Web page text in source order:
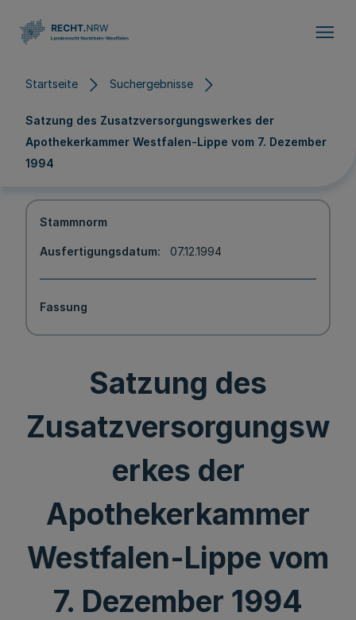
Startseite Suchergebnisse
Satzung des Zusatzversorgungswerkes der
Apothekerkammer Westfalen-Lippe vom 7. Dezember
1994
Stammnorm
Ausfertigungsdatum 07.12.1994
Fassung
Satzung des
Zusatzversorgungsw
erkes der
Apothekerkammer
Westfalen-Lippe vom
7. Dezember 1994